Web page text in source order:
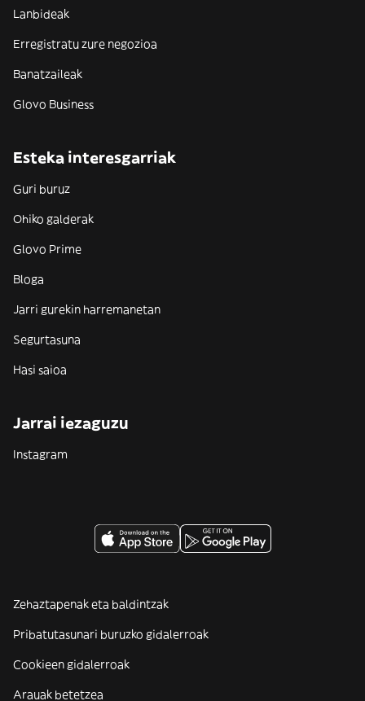
Lanbideak
Erregistratu zure negozioa
Banatzaileak
Glovo Business
Esteka interesgarriak
Guri buruz
Ohiko galderak
Glovo Prime
Bloga
Jarri gurekin harremanetan
Segurtasuna
Hasi saioa
Jarrai iezaguzu
Instagram
Zehaztapenak eta baldintzak
Pribatutasunari buruzko gidalerroak
Cookieen gidalerroak
Arauak betetzea